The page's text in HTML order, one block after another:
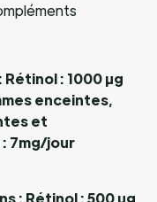
: 1000 µg
enceintes,
et
7mg/jour
: Rétinol : 500 µg